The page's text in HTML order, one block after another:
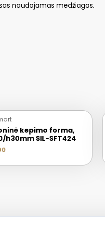
naudojamas medžiagas.
kepimo forma,
h30mm SIL-SFT424